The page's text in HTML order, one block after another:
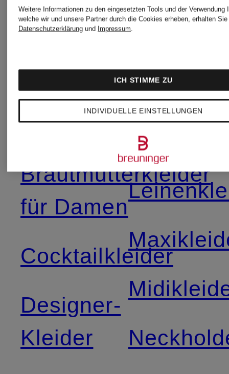
Kategorien
Abendkleider
Ballkleider
Brautmutterkleider
für Damen
Cocktailkleider
Designer-
Kleider
festliche
Kleider
Weitere Informationen zu den eingesetzten Tools und der Verwendung
welche wir und unsere Partner durch die Cookies erheben, erhalten
Datenschutzerklärung und Impressum.
INDIVIDUELLE EINSTELLUNGEN
ICH STIMME ZU